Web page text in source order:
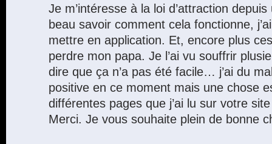
Je m’intéresse à la loi d’attraction
beau savoir comment cela fonctionne,
mettre en application. Et, encore plus
perdre mon papa. Je l’ai vu souffrir
dire que ça n’a pas été facile… j’ai du
positive en ce moment mais une chose
différentes pages que j’ai lu sur votre
Merci. Je vous souhaite plein de bonne